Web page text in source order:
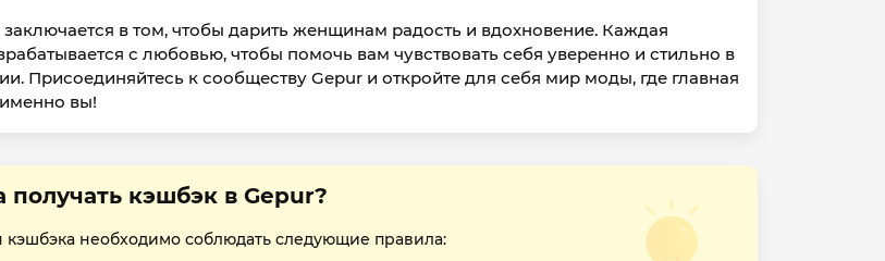
в том, чтобы дарить женщинам радость и вдохновение. Каждая
с любовью, чтобы помочь вам чувствовать себя уверенно и стильно в
Присоединяйтесь к сообществу Gepur и откройте для себя мир моды, где главная
вы!
получать кэшбэк в Gepur?
кэшбэка необходимо соблюдать следующие правила: